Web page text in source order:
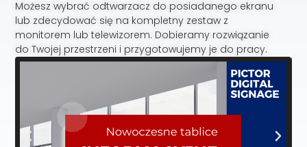
Możesz wybrać odtwarzacz do posiadanego ekranu
lub zdecydować się na kompletny zestaw z
monitorem lub telewizorem. Dobieramy rozwiązanie
do Twojej przestrzeni i przygotowujemy je do pracy.